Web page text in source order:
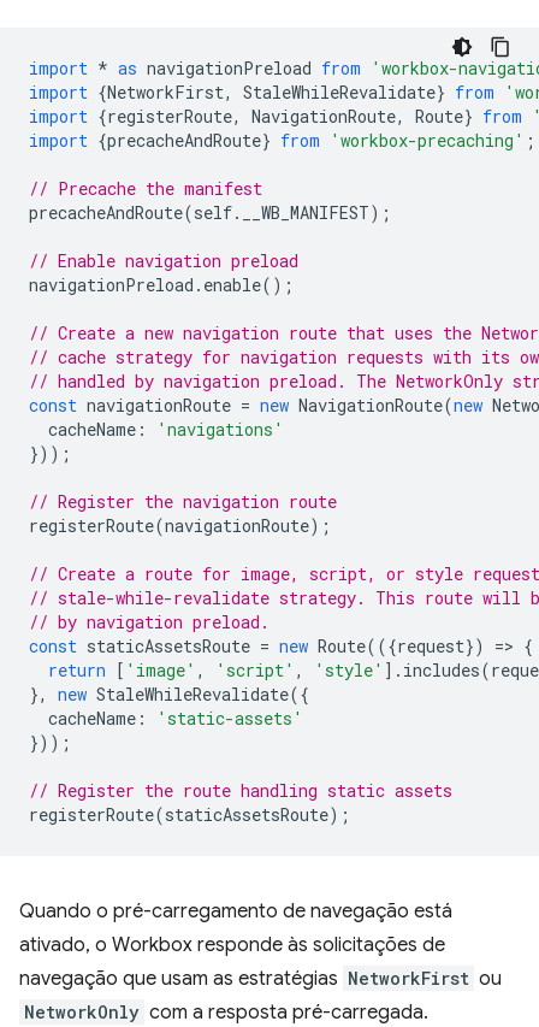
import * as navigationPreload from
'workbox-
import {NetworkFirst, StaleWhileRevalidate} from
import {registerRoute, NavigationRoute, Route} from
import {precacheAndRoute} from 'workbox-precaching' ;
// Precache the manifest
precacheAndRoute(self. __WB_MANIFEST);
// Enable navigation preload
navigationPreload . enable();
// Create a new navigation route that uses the
// cache strategy for navigation requests with its
// handled by navigation preload. The NetworkOnly
const navigationRoute = new NavigationRoute(new
cacheName :
'navigations'
}));
// Register the navigation route
registerRoute(navigationRoute);
// Create a route for image, script, or style
// stale-while-revalidate strategy. This route will
// by navigation preload.
const staticAssetsRoute = new Route(({request}) => {
return
[ 'image' , 'script' , 'style' ]. includes(
},
new StaleWhileRevalidate({
cacheName :
'static-assets'
}));
// Register the route handling static assets
registerRoute(staticAssetsRoute);
Quando o pré-carregamento de navegação está
ativado, o Workbox responde às solicitações de
navegação que usam as estratégias NetworkFirst ou
NetworkOnly com a resposta pré-carregada.